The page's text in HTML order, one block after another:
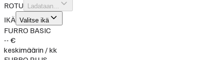
ROTU Ladataan...
IKÄ Valitse ikä
FURRO BASIC
-- €
keskimäärin / kk